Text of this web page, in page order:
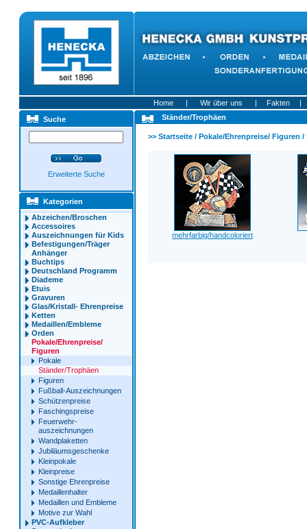
Home | Wir über uns | Fakten
|
Suche
Erweiterte Suche
Kategorien
Abzeichen/Broschen
Accessoires
Auszeichnungen für Kids
Befestigungen/Träger
Anhänger
Buchtips
Deutschland Programm
Diademe
Etuis
Gravuren
Glas/Kristall- Ehrenpreise
Ketten
Medaillen/Embleme
Orden
Pokale/Ehrenpreise/
Figuren
Pokale
Ständer/Trophäen
Figuren
Fußball-Auszeichnungen
Schützenpreise
Faschingspreise
Feuerwehr-
auszeichnungen
Wandplaketten
Jubiläumsgeschenke
Kleinpokale
Kleinpreise
Sonstige Ehrenpreise
Medaillenhalter
Medaillen und Embleme
Motive zur Wahl
PVC-Aufkleber
Ständer/Trophäen
>> Startseite/ Pokale/Ehrenpreise/ Figuren /
mehrfarbig/handcoloriert